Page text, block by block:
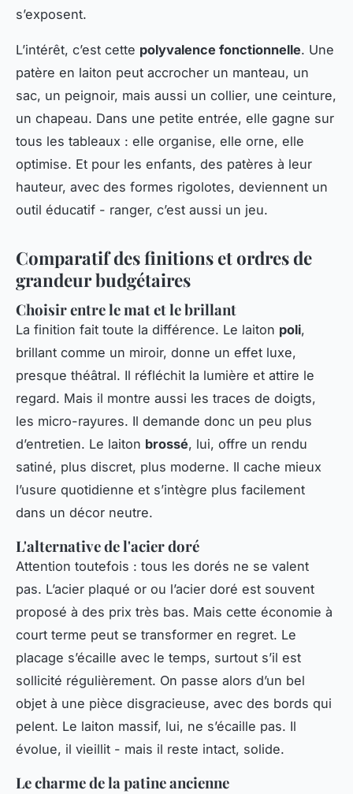
s’exposent.
L’intérêt, c’est cette polyvalence fonctionnelle. Une
patère en laiton peut accrocher un manteau, un
sac, un peignoir, mais aussi un collier, une ceinture,
un chapeau. Dans une petite entrée, elle gagne sur
tous les tableaux : elle organise, elle orne, elle
optimise. Et pour les enfants, des patères à leur
hauteur, avec des formes rigolotes, deviennent un
outil éducatif - ranger, c’est aussi un jeu.
Comparatif des finitions et ordres de
grandeur budgétaires
Choisir entre le mat et le brillant
La finition fait toute la différence. Le laiton poli,
brillant comme un miroir, donne un effet luxe,
presque théâtral. Il réfléchit la lumière et attire le
regard. Mais il montre aussi les traces de doigts,
les micro-rayures. Il demande donc un peu plus
d’entretien. Le laiton brossé, lui, offre un rendu
satiné, plus discret, plus moderne. Il cache mieux
l’usure quotidienne et s’intègre plus facilement
dans un décor neutre.
L'alternative de l'acier doré
Attention toutefois : tous les dorés ne se valent
pas. L’acier plaqué or ou l’acier doré est souvent
proposé à des prix très bas. Mais cette économie à
court terme peut se transformer en regret. Le
placage s’écaille avec le temps, surtout s’il est
sollicité régulièrement. On passe alors d’un bel
objet à une pièce disgracieuse, avec des bords qui
pelent. Le laiton massif, lui, ne s’écaille pas. Il
évolue, il vieillit - mais il reste intact, solide.
Le charme de la patine ancienne